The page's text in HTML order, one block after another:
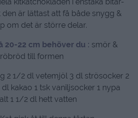
kitkatchokladen i enstaka bitar-
är lättast att få både snygg &
om det är större delar.
20-22 cm behöver du : smör &
till formen
2 1/2 dl vetemjöl 3 dl strösocker 2
kakao 1 tsk vaniljsocker 1 nypa
1 1/2 dl hett vatten